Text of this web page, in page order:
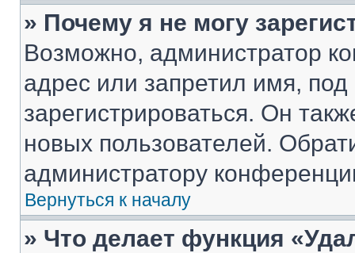
» Почему я не могу
Возможно, администратор
адрес или запретил имя,
зарегистрироваться. Он
новых пользователей.
администратору
Вернуться к началу
» Что делает функция